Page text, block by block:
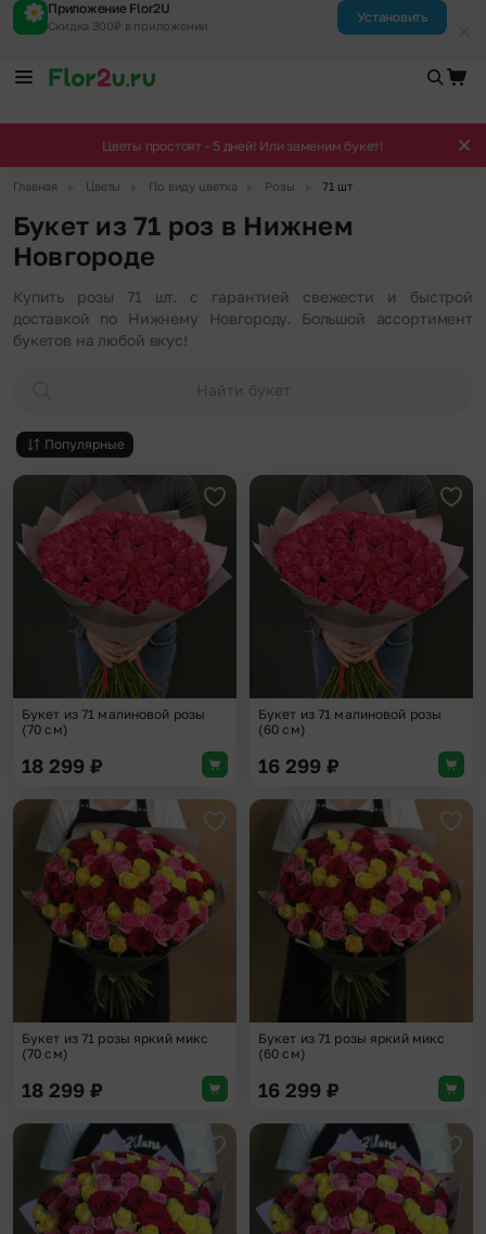
Приложение Flor2U
Скидка 300₽ в приложении
Установить
Цветы простоят - 5 дней! Или заменим букет!
Главная Цветы По виду цветка Розы 71 шт
Букет из 71 роз в Нижнем
Новгороде
Купить розы 71 шт. с гарантией свежести и быстрой
доставкой по Нижнему Новгороду. Большой ассортимент
букетов на любой вкус!
Найти букет
Популярные
Добавить в избранное
Букет из 71 малиновой розы
(70 см)
18 299 ₽
Букет из 71 малиновой розы
(60 см)
16 299 ₽
Добавить в избранное
Букет из 71 розы яркий микс
(70 см)
18 299 ₽
Букет из 71 розы яркий микс
(60 см)
16 299 ₽
Добавить в избранное